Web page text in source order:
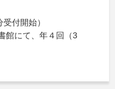
付開始）
館にて、年４回（3